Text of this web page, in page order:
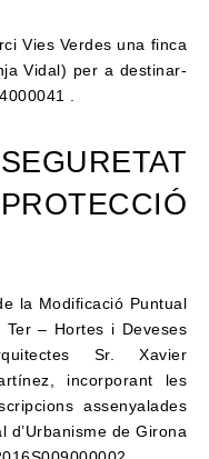
Vies Verdes una finca
Vidal) per a destinar-
.
la Modificació Puntual
Ter – Hortes i Deveses
Sr. Xavier
incorporant les
assenyalades
d’Urbanisme de Girona